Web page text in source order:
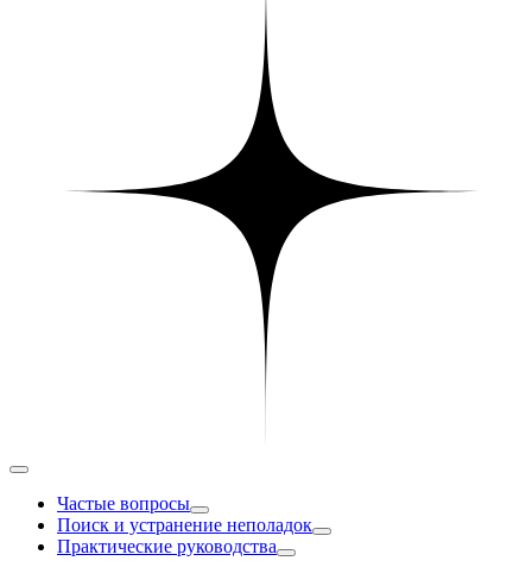
Частые вопросы
Поиск и устранение неполадок
Практические руководства